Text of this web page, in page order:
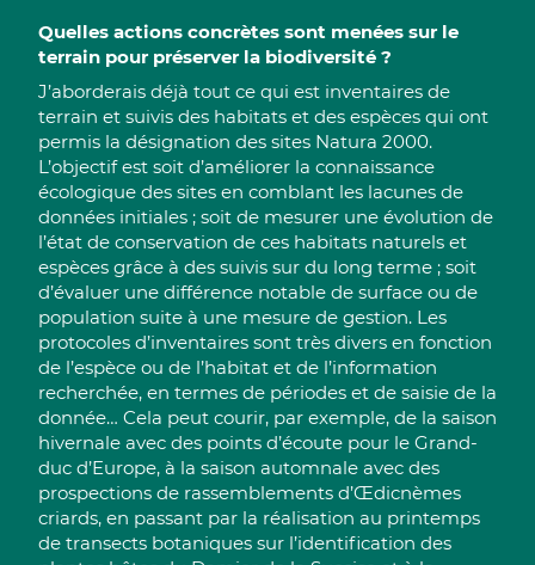
Quelles actions concrètes sont menées sur le
terrain pour préserver la biodiversité ?
J’aborderais déjà tout ce qui est inventaires de
terrain et suivis des habitats et des espèces qui ont
permis la désignation des sites Natura 2000.
L’objectif est soit d’améliorer la connaissance
écologique des sites en comblant les lacunes de
données initiales ; soit de mesurer une évolution de
l’état de conservation de ces habitats naturels et
espèces grâce à des suivis sur du long terme ; soit
d’évaluer une différence notable de surface ou de
population suite à une mesure de gestion. Les
protocoles d’inventaires sont très divers en fonction
de l’espèce ou de l’habitat et de l’information
recherchée, en termes de périodes et de saisie de la
donnée… Cela peut courir, par exemple, de la saison
hivernale avec des points d’écoute pour le Grand-
duc d’Europe, à la saison automnale avec des
prospections de rassemblements d’Œdicnèmes
criards, en passant par la réalisation au printemps
de transects botaniques sur l’identification des